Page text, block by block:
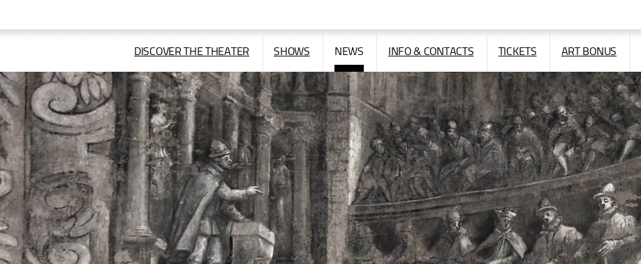
sito
DISCOVER THE THEATER APRI/CHIUDI
IL
MENÙ
SHOWSAPRI/CHIUDI
IL
MENÙ
NEWS INFO & CONTACTSAPRI/CHIUDI
IL
MENÙ
TICKETS ART BONUS